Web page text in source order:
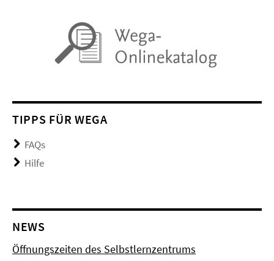
TIPPS FÜR WEGA
FAQs
Hilfe
NEWS
Öffnungszeiten des Selbstlernzentrums